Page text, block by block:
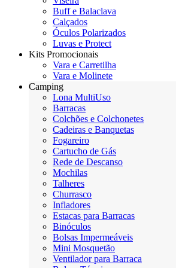
Buff e Balaclava
Calçados
Óculos Polarizados
Luvas e Protect
Kits Promocionais
Vara e Carretilha
Vara e Molinete
Camping
Lona MultiUso
Barracas
Colchões e Colchonetes
Cadeiras e Banquetas
Fogareiro
Cartucho de Gás
Rede de Descanso
Mochilas
Talheres
Churrasco
Infladores
Estacas para Barracas
Binóculos
Bolsas Impermeáveis
Mini Mosquetão
Ventilador para Barraca